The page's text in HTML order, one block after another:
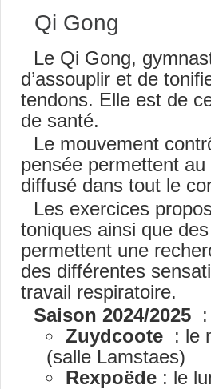
Qi Gong
Le Qi Gong,
d’assouplir et de
tendons. Elle est de
de santé.
Le mouvement
pensée permettent au
diffusé dans tout le
Les exercices
toniques ainsi que
permettent une
des différentes
travail respiratoire.
Saison 2024/2025
Zuydcoote
: le
(salle Lamstaes)
Rexpoëde : le